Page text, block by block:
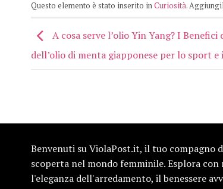
Questo elemento è stato inserito inCuriosità.
A cosa serve l’olio Yin Yang? I Benefici
dell’olio di menta giapponese per lo sport e
Benvenuti su ViolaPost.it, il tuo compagno
scoperta nel mondo femminile. Esplora con
l'eleganza dell'arredamento, il benessere